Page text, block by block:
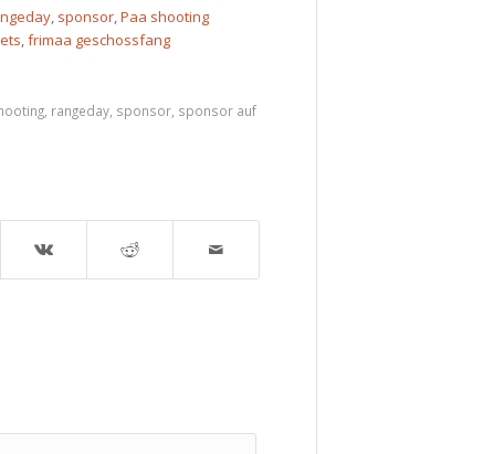
, sponsor,Paa shooting
,frimaa geschossfang
, rangeday, sponsor, sponsor auf